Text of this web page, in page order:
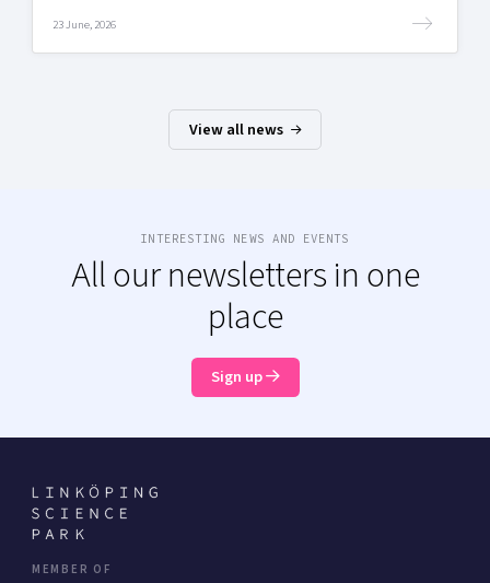
23 June, 2026
View all news
INTERESTING NEWS AND EVENTS
All our newsletters in one
place
Sign up
MEMBER OF